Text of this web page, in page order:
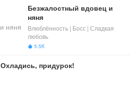
Безжалостный вдовец и
няня
Влюблённость | Босс | Сладкая
любовь
 5.5K
Охладись, придурок!